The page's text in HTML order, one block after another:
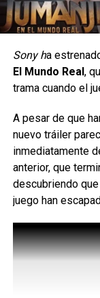
“Una de las
produciendo
estábamos
alguien nos
producido esta
Sony ha
El Mundo Real,
trama cuando el
A pesar de que
nuevo tráiler
inmediatamente
anterior, que
descubriendo
juego han